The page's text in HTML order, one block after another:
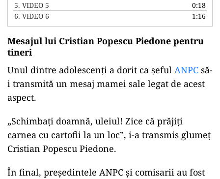
5. VIDEO 5
0:18
6. VIDEO 6 1:16
Mesajul lui Cristian Popescu Piedone pentru
tineri
Unul dintre adolescenți a dorit ca șeful ANPC să-
i transmită un mesaj mamei sale legat de acest
aspect.
„Schimbați doamnă, uleiul! Zice că prăjiți
carnea cu cartofii la un loc”, i-a transmis glumeț
Cristian Popescu Piedone.
În final, președintele ANPC și comisarii au fost